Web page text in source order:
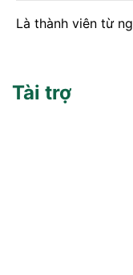
Là thành viên từ
Tài trợ